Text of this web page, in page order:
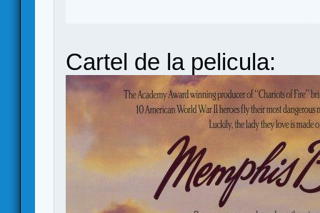
Cartel de la pelicula: